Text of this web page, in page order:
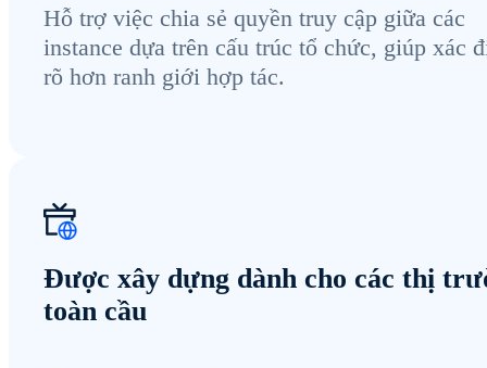
Hỗ trợ việc chia sẻ quyền truy cập giữa các
instance dựa trên cấu trúc tổ chức, giúp xác
rõ hơn ranh giới hợp tác.
Được xây dựng dành cho các thị
toàn cầu